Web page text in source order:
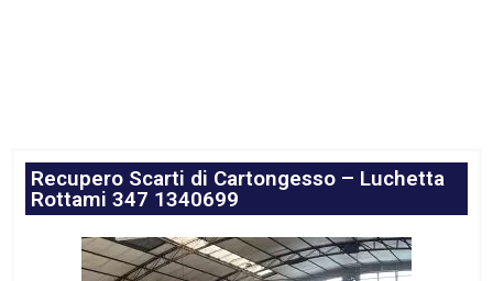
Recupero Scarti di Cartongesso – Luchetta
Rottami 347 1340699